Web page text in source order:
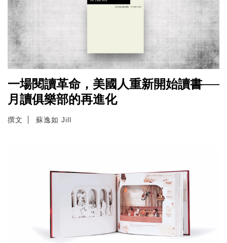
一場閱讀革命，美國人重新開始讀書──
月讀俱樂部的再進化
撰文 蘇逸如 Jill